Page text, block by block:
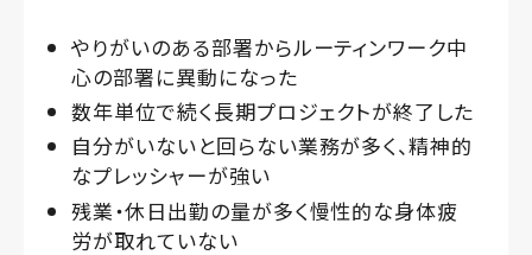
やりがいのある部署からルーティンワーク中
心の部署に異動になった
数年単位で続く長期プロジェクトが終了した
自分がいないと回らない業務が多く、精神的
なプレッシャーが強い
残業・休日出勤の量が多く慢性的な身体疲
労が取れていない